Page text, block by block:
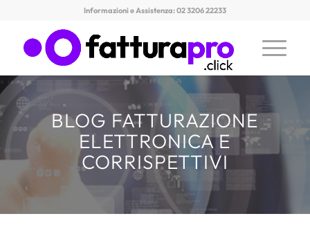
Informazioni e Assistenza: 02 3206 22233
BLOG FATTURAZIONE
ELETTRONICA E
CORRISPETTIVI